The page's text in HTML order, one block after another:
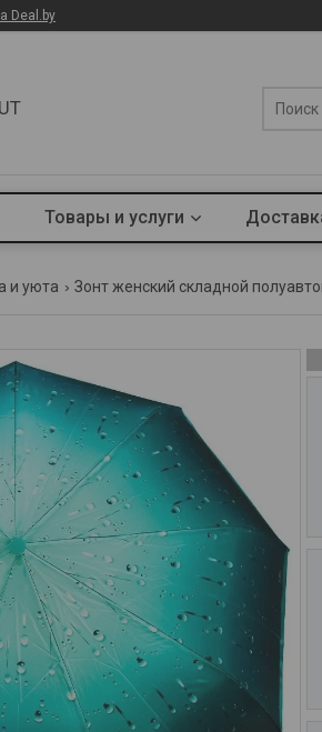
Deal.by
Товары и услуги
и уюта Зонт женский складной